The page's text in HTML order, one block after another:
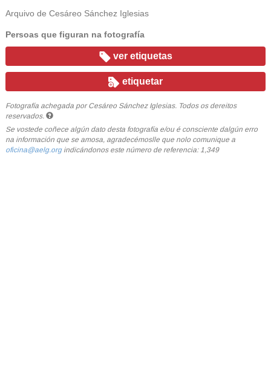
Arquivo de Cesáreo Sánchez Iglesias
Persoas que figuran na fotografía
ver etiquetas
etiquetar
Fotografía achegada por Cesáreo Sánchez Iglesias. Todos os dereitos
reservados.
Se vostede coñece algún dato desta fotografía e/ou é consciente dalgún erro
na información que se amosa, agradecémoslle que nolo comunique a
oficina@aelg.orgindicándonos este número de referencia: 1,349